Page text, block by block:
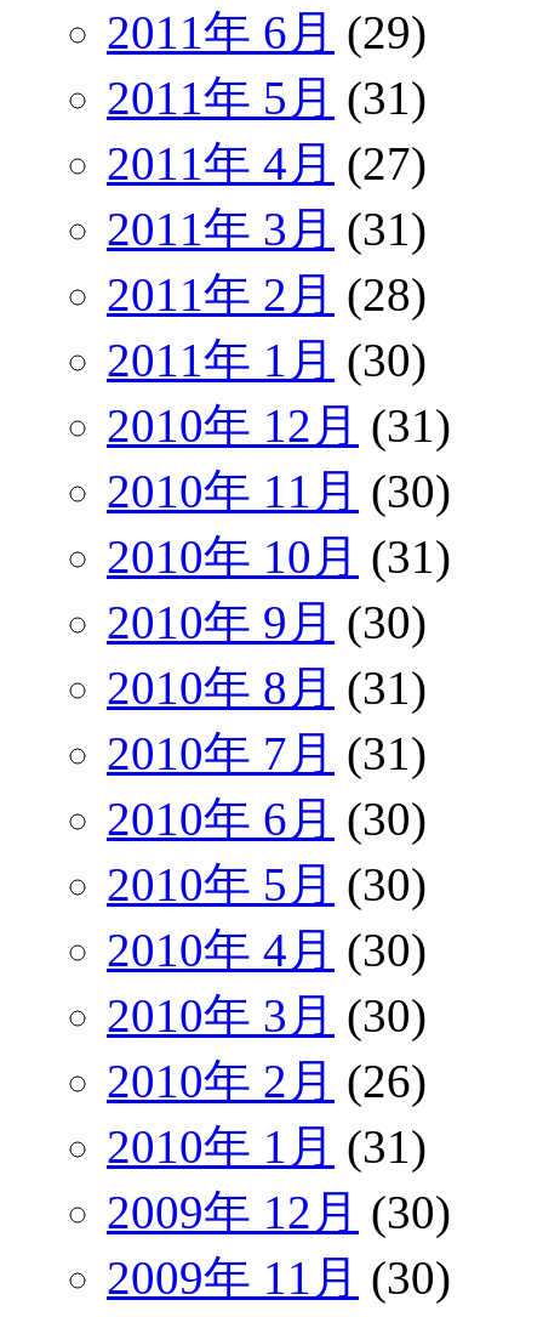
2011年 6月 (29)
2011年 5月 (31)
2011年 4月 (27)
2011年 3月 (31)
2011年 2月 (28)
2011年 1月 (30)
2010年 12月 (31)
2010年 11月 (30)
2010年 10月 (31)
2010年 9月 (30)
2010年 8月 (31)
2010年 7月 (31)
2010年 6月 (30)
2010年 5月 (30)
2010年 4月 (30)
2010年 3月 (30)
2010年 2月 (26)
2010年 1月 (31)
2009年 12月 (30)
2009年 11月 (30)